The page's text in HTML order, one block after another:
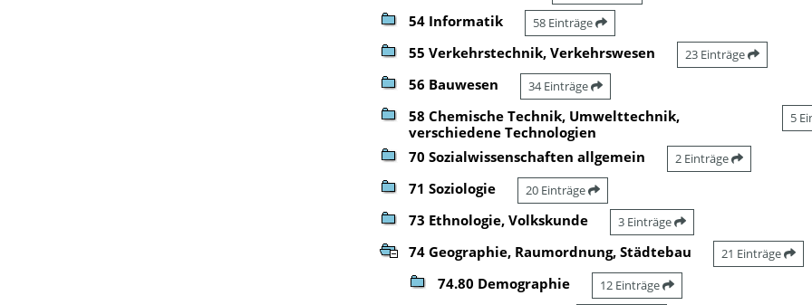
54 Informatik 58 Einträge
55 Verkehrstechnik, Verkehrswesen 23 Einträge
56 Bauwesen 34 Einträge
58 Chemische Technik, Umwelttechnik,
verschiedene Technologien
5
70 Sozialwissenschaften allgemein 2 Einträge
71 Soziologie 20 Einträge
73 Ethnologie, Volkskunde 3 Einträge
74 Geographie, Raumordnung, Städtebau 21 Einträge
74.80 Demographie 12 Einträge